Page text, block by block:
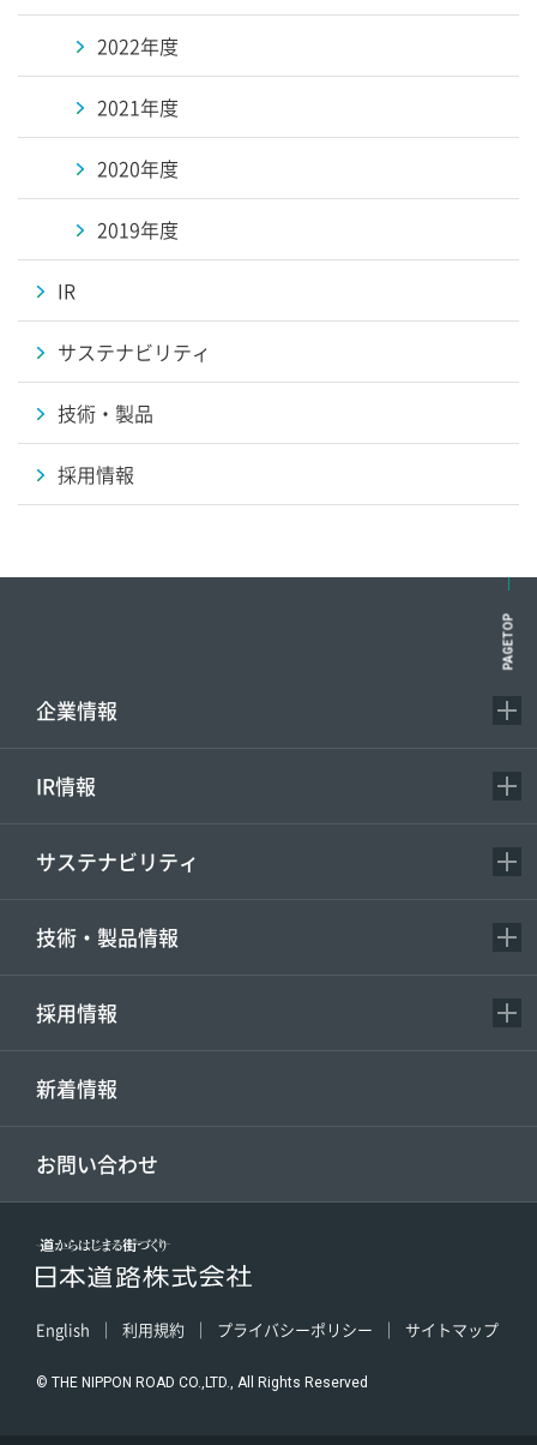
2022年度
2021年度
2020年度
2019年度
IR
サステナビリティ
技術・製品
採用情報
PAGETOP
企業情報
IR情報
サステナビリティ
技術・製品情報
採用情報
新着情報
お問い合わせ
English 利用規約 プライバシーポリシー サイトマップ
© THE NIPPON ROAD CO.,LTD., All Rights Reserved